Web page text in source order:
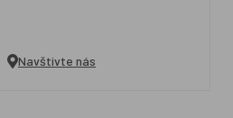
Navštivte nás